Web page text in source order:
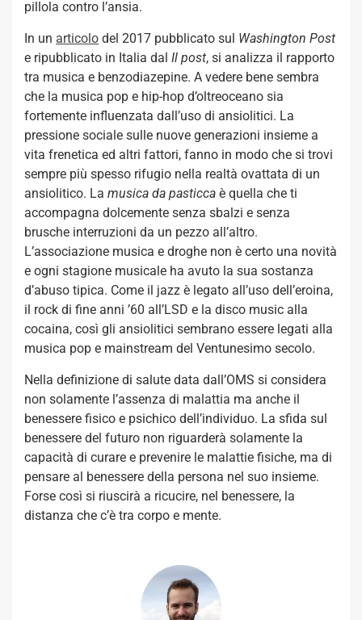
pillola contro l’ansia.
In un articolo del 2017 pubblicato sul Washington Post
e ripubblicato in Italia dal Il post, si analizza il rapporto
tra musica e benzodiazepine. A vedere bene sembra
che la musica pop e hip-hop d’oltreoceano sia
fortemente influenzata dall’uso di ansiolitici. La
pressione sociale sulle nuove generazioni insieme a
vita frenetica ed altri fattori, fanno in modo che si trovi
sempre più spesso rifugio nella realtà ovattata di un
ansiolitico. La musica da pasticca è quella che ti
accompagna dolcemente senza sbalzi e senza
brusche interruzioni da un pezzo all’altro.
L’associazione musica e droghe non è certo una novità
e ogni stagione musicale ha avuto la sua sostanza
d’abuso tipica. Come il jazz è legato all’uso dell’eroina,
il rock di fine anni ’60 all’LSD e la disco music alla
cocaina, così gli ansiolitici sembrano essere legati alla
musica pop e mainstream del Ventunesimo secolo.
Nella definizione di salute data dall’OMS si considera
non solamente l’assenza di malattia ma anche il
benessere fisico e psichico dell’individuo. La sfida sul
benessere del futuro non riguarderà solamente la
capacità di curare e prevenire le malattie fisiche, ma di
pensare al benessere della persona nel suo insieme.
Forse così si riuscirà a ricucire, nel benessere, la
distanza che c’è tra corpo e mente.